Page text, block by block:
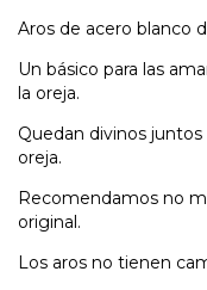
Aros de acero blanco
Un básico para las
la oreja.
Quedan divinos
oreja.
Recomendamos no
original.
Los aros no tienen